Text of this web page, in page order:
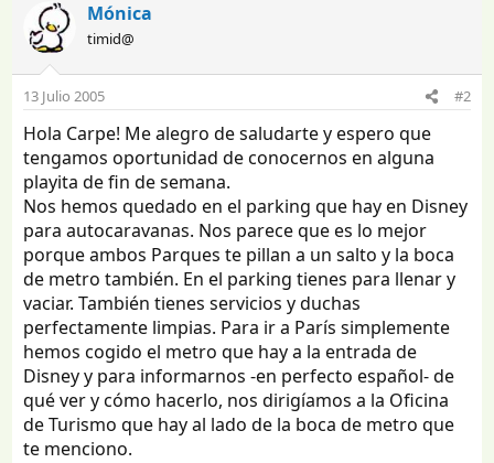
Mónica
timid@
13 Julio 2005 #2
Hola Carpe! Me alegro de saludarte y espero que
tengamos oportunidad de conocernos en alguna
playita de fin de semana.
Nos hemos quedado en el parking que hay en Disney
para autocaravanas. Nos parece que es lo mejor
porque ambos Parques te pillan a un salto y la boca
de metro también. En el parking tienes para llenar y
vaciar. También tienes servicios y duchas
perfectamente limpias. Para ir a París simplemente
hemos cogido el metro que hay a la entrada de
Disney y para informarnos -en perfecto español- de
qué ver y cómo hacerlo, nos dirigíamos a la Oficina
de Turismo que hay al lado de la boca de metro que
te menciono.